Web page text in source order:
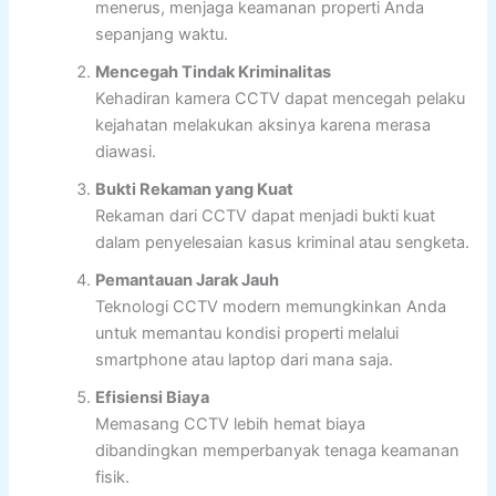
menerus, menjaga keamanan properti Anda
sepanjang waktu.
Mencegah Tindak Kriminalitas
Kehadiran kamera CCTV dapat mencegah pelaku
kejahatan melakukan aksinya karena merasa
diawasi.
Bukti Rekaman yang Kuat
Rekaman dari CCTV dapat menjadi bukti kuat
dalam penyelesaian kasus kriminal atau sengketa.
Pemantauan Jarak Jauh
Teknologi CCTV modern memungkinkan Anda
untuk memantau kondisi properti melalui
smartphone atau laptop dari mana saja.
Efisiensi Biaya
Memasang CCTV lebih hemat biaya
dibandingkan memperbanyak tenaga keamanan
fisik.